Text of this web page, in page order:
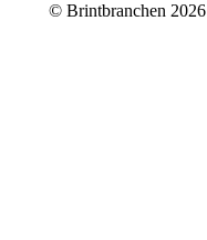
© Brintbranchen 2026